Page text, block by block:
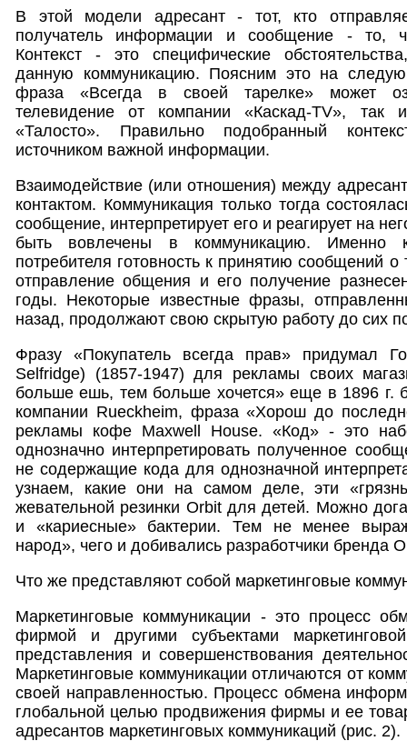
В этой модели адресант - тот, кто
получатель информации и сообщение - то,
Контекст - это специфические
данную коммуникацию. Поясним это на
фраза «Всегда в своей тарелке» может
телевидение от компании «Каскад-TV», так
«Талосто». Правильно подобранный
источником важной информации.
Взаимодействие (или отношения) между
контактом. Коммуникация только тогда
сообщение, интерпретирует его и реагирует на
быть вовлечены в коммуникацию. Именно
потребителя готовность к принятию сообщений о
отправление общения и его получение
годы. Некоторые известные фразы,
назад, продолжают свою скрытую работу до сих
Фразу «Покупатель всегда прав» придумал
Selfridge) (1857-1947) для рекламы своих
больше ешь, тем больше хочется» еще в 1896 г.
компании Rueckheim, фраза «Хорош до
рекламы кофе Maxwell House. «Код» - это
однозначно интерпретировать полученное
не содержащие кода для однозначной
узнаем, какие они на самом деле, эти
жевательной резинки Orbit для детей. Можно
и «кариесные» бактерии. Тем не менее
народ», чего и добивались разработчики бренда
Что же представляют собой маркетинговые
Маркетинговые коммуникации - это процесс
фирмой и другими субъектами
представления и совершенствования
Маркетинговые коммуникации отличаются от
своей направленностью. Процесс обмена
глобальной целью продвижения фирмы и ее
адресантов маркетинговых коммуникаций (рис. 2).